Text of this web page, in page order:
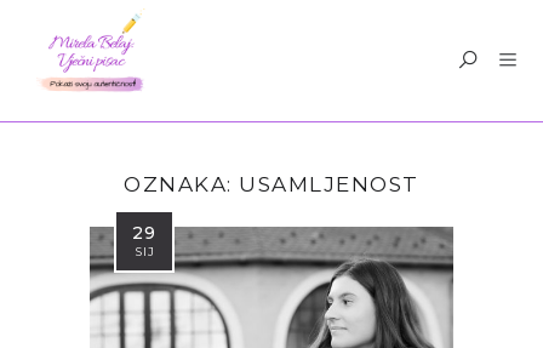
OZNAKA: USAMLJENOST
29
SIJ